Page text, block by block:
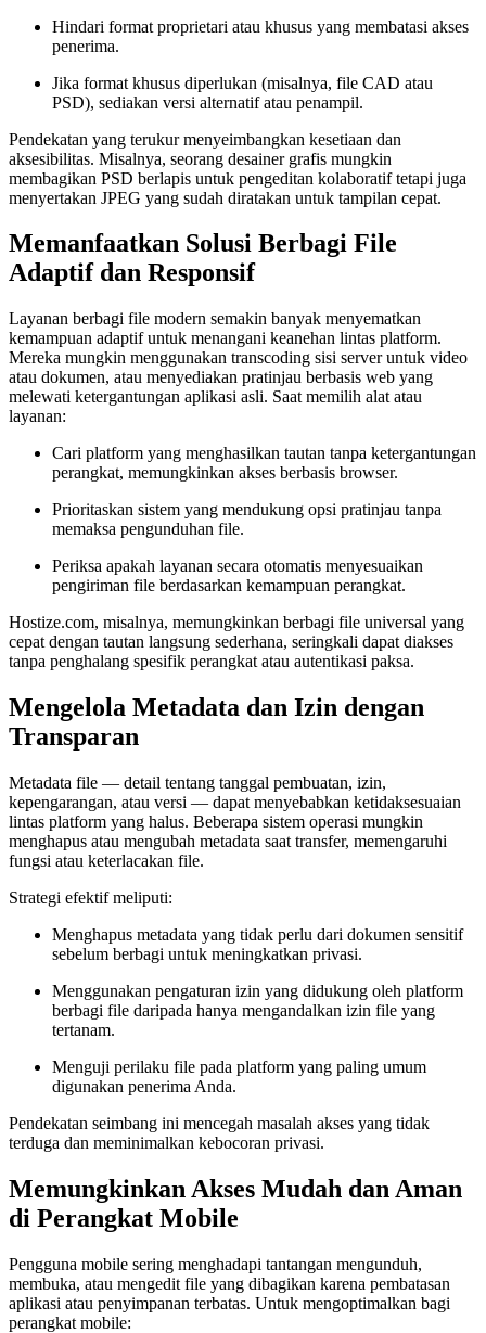
Hindari format proprietari atau khusus yang membatasi akses
penerima.
Jika format khusus diperlukan (misalnya, file CAD atau
PSD), sediakan versi alternatif atau penampil.
Pendekatan yang terukur menyeimbangkan kesetiaan dan
aksesibilitas. Misalnya, seorang desainer grafis mungkin
membagikan PSD berlapis untuk pengeditan kolaboratif tetapi juga
menyertakan JPEG yang sudah diratakan untuk tampilan cepat.
Memanfaatkan Solusi Berbagi File
Adaptif dan Responsif
Layanan berbagi file modern semakin banyak menyematkan
kemampuan adaptif untuk menangani keanehan lintas platform.
Mereka mungkin menggunakan transcoding sisi server untuk video
atau dokumen, atau menyediakan pratinjau berbasis web yang
melewati ketergantungan aplikasi asli. Saat memilih alat atau
layanan:
Cari platform yang menghasilkan tautan tanpa ketergantungan
perangkat, memungkinkan akses berbasis browser.
Prioritaskan sistem yang mendukung opsi pratinjau tanpa
memaksa pengunduhan file.
Periksa apakah layanan secara otomatis menyesuaikan
pengiriman file berdasarkan kemampuan perangkat.
Hostize.com, misalnya, memungkinkan berbagi file universal yang
cepat dengan tautan langsung sederhana, seringkali dapat diakses
tanpa penghalang spesifik perangkat atau autentikasi paksa.
Mengelola Metadata dan Izin dengan
Transparan
Metadata file — detail tentang tanggal pembuatan, izin,
kepengarangan, atau versi — dapat menyebabkan ketidaksesuaian
lintas platform yang halus. Beberapa sistem operasi mungkin
menghapus atau mengubah metadata saat transfer, memengaruhi
fungsi atau keterlacakan file.
Strategi efektif meliputi:
Menghapus metadata yang tidak perlu dari dokumen sensitif
sebelum berbagi untuk meningkatkan privasi.
Menggunakan pengaturan izin yang didukung oleh platform
berbagi file daripada hanya mengandalkan izin file yang
tertanam.
Menguji perilaku file pada platform yang paling umum
digunakan penerima Anda.
Pendekatan seimbang ini mencegah masalah akses yang tidak
terduga dan meminimalkan kebocoran privasi.
Memungkinkan Akses Mudah dan Aman
di Perangkat Mobile
Pengguna mobile sering menghadapi tantangan mengunduh,
membuka, atau mengedit file yang dibagikan karena pembatasan
aplikasi atau penyimpanan terbatas. Untuk mengoptimalkan bagi
perangkat mobile: